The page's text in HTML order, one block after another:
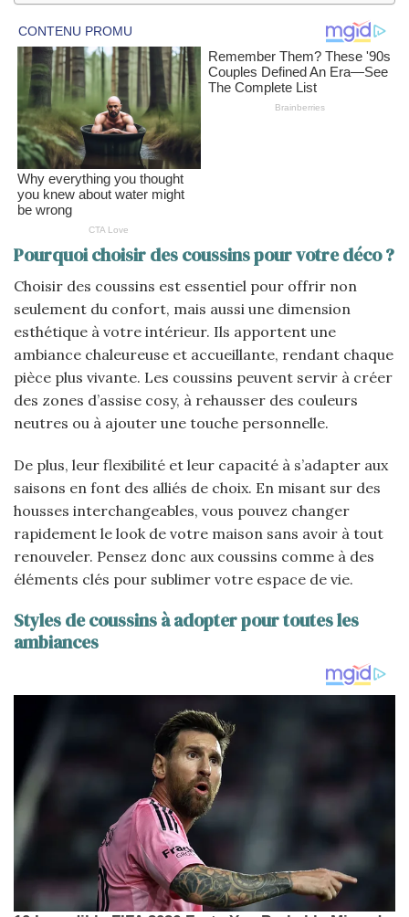
Pourquoi choisir des coussins pour votre déco ?
Choisir des coussins est essentiel pour offrir non
seulement du confort, mais aussi une dimension
esthétique à votre intérieur. Ils apportent une
ambiance chaleureuse et accueillante, rendant chaque
pièce plus vivante. Les coussins peuvent servir à créer
des zones d’assise cosy, à rehausser des couleurs
neutres ou à ajouter une touche personnelle.
De plus, leur flexibilité et leur capacité à s’adapter aux
saisons en font des alliés de choix. En misant sur des
housses interchangeables, vous pouvez changer
rapidement le look de votre maison sans avoir à tout
renouveler. Pensez donc aux coussins comme à des
éléments clés pour sublimer votre espace de vie.
Styles de coussins à adopter pour toutes les
ambiances